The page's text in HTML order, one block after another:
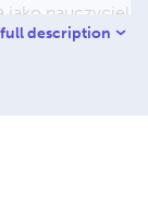
jako nauczyciel
autorem
description